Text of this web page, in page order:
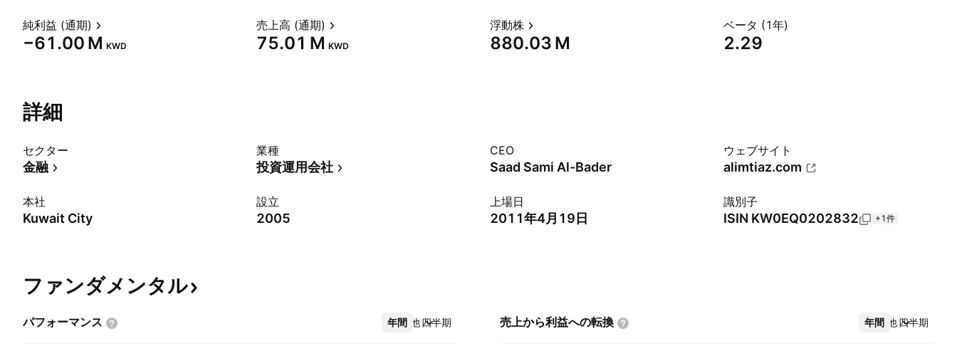
純利益 (通期)
‪−61.00 M‬ KWD
売上高 (通期)
‪75.01 M‬ KWD
浮動株
‪880.03 M‬
ベータ (1年)
2.29
詳細
セクター
金融
業種
投資運用会社
CEO
Saad Sami Al-Bader
ウェブサイト
alimtiaz.com
本社
Kuwait City
設立
2005
上場日
2011年4月19日
識別子
ISIN KW0EQ0202832 +1件
ファンダメンタル
パフォーマンス 年間 四半期
その他 売上から利益への転換 年間 四半期
その他